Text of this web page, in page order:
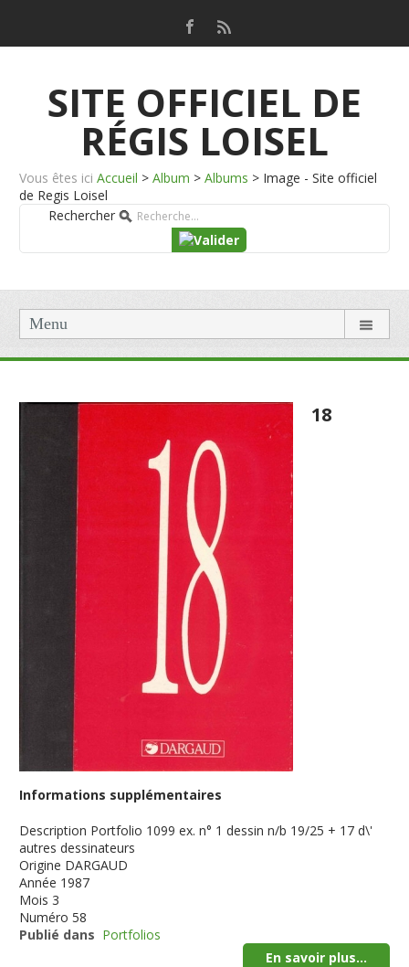
SITE OFFICIEL DE
RÉGIS LOISEL
Vous êtes ici Accueil > Album > Albums > Image - Site officiel
de Regis Loisel
Rechercher
Menu
18
Informations supplémentaires
Description Portfolio 1099 ex. n° 1 dessin n/b 19/25 + 17 d\'
autres dessinateurs
Origine DARGAUD
Année 1987
Mois 3
Numéro 58
Publié dans Portfolios
En savoir plus...